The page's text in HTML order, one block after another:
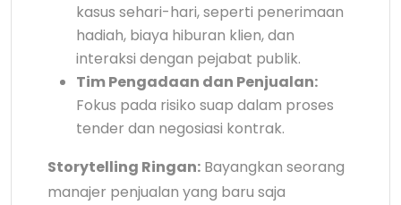
kasus sehari-hari, seperti penerimaan
hadiah, biaya hiburan klien, dan
interaksi dengan pejabat publik.
Tim Pengadaan dan Penjualan:
Fokus pada risiko suap dalam proses
tender dan negosiasi kontrak.
Storytelling Ringan: Bayangkan seorang
manajer penjualan yang baru saja